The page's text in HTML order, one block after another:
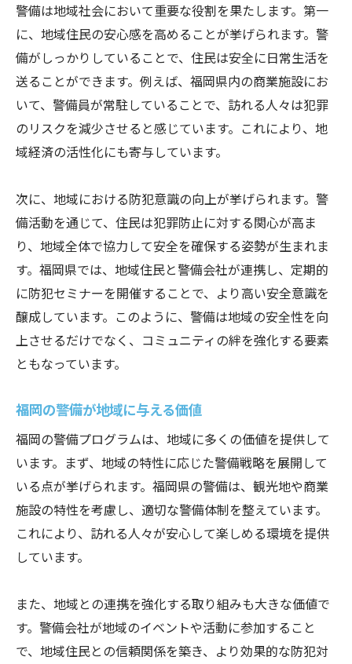
警備は地域社会において重要な役割を果たします。第一
に、地域住民の安心感を高めることが挙げられます。警
備がしっかりしていることで、住民は安全に日常生活を
送ることができます。例えば、福岡県内の商業施設にお
いて、警備員が常駐していることで、訪れる人々は犯罪
のリスクを減少させると感じています。これにより、地
域経済の活性化にも寄与しています。
次に、地域における防犯意識の向上が挙げられます。警
備活動を通じて、住民は犯罪防止に対する関心が高ま
り、地域全体で協力して安全を確保する姿勢が生まれま
す。福岡県では、地域住民と警備会社が連携し、定期的
に防犯セミナーを開催することで、より高い安全意識を
醸成しています。このように、警備は地域の安全性を向
上させるだけでなく、コミュニティの絆を強化する要素
ともなっています。
福岡の警備が地域に与える価値
福岡の警備プログラムは、地域に多くの価値を提供して
います。まず、地域の特性に応じた警備戦略を展開して
いる点が挙げられます。福岡県の警備は、観光地や商業
施設の特性を考慮し、適切な警備体制を整えています。
これにより、訪れる人々が安心して楽しめる環境を提供
しています。
また、地域との連携を強化する取り組みも大きな価値で
す。警備会社が地域のイベントや活動に参加すること
で、地域住民との信頼関係を築き、より効果的な防犯対